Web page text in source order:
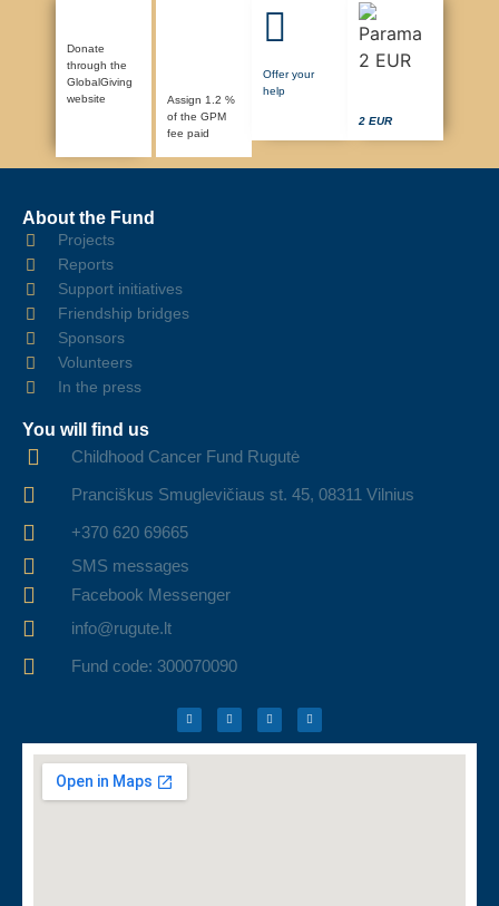
Donate
through the
GlobalGiving
website
Assign 1.2 %
of the GPM
fee paid
Offer your
help
2 EUR
About the Fund
Projects
Reports
Support initiatives
Friendship bridges
Sponsors
Volunteers
In the press
You will find us
Childhood Cancer Fund Rugutė
Pranciškus Smuglevičiaus st. 45, 08311 Vilnius
+370 620 69665
SMS messages
Facebook Messenger
info@rugute.lt
Fund code: 300070090